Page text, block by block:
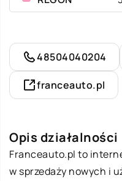
48504040204
franceauto.pl
Opis działalności
Franceauto.pl to
w sprzedaży nowych i